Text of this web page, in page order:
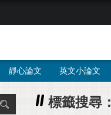
靜心論文 英文小論文
標籤搜尋